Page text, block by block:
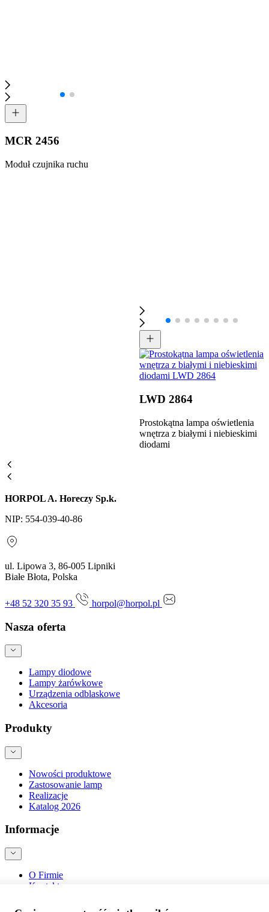
MCR 2456
Moduł czujnika ruchu
LWD 2864
Prostokątna lampa oświetlenia
wnętrza z białymi i niebieskimi
diodami
HORPOL A. Horeczy Sp.k.
NIP: 554-039-40-86
ul. Lipowa 3, 86-005 Lipniki
Białe Błota, Polska
+48 52 320 35 93 horpol@horpol.pl
Nasza oferta
Lampy diodowe
Lampy żarówkowe
Urządzenia odblaskowe
Akcesoria
Produkty
Nowości produktowe
Zastosowanie lamp
Realizacje
Katalog 2026
Informacje
O Firmie
Kontakt
Bezpieczeństwo produktów